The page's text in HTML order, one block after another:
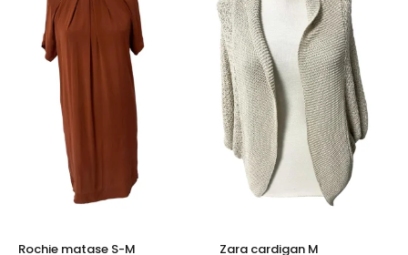
Rochie matase S-M
Zara cardigan M